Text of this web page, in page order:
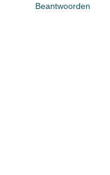
Beantwoorden